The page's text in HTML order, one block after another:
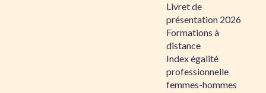
Livret de
présentation 2026
Formations à
distance
Index égalité
professionnelle
femmes-hommes